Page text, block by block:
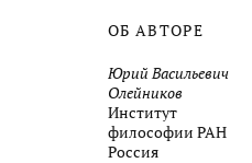
ОБ АВТОРЕ
Юрий Васильевич
Олейников
Институт
философии РАН
Россия